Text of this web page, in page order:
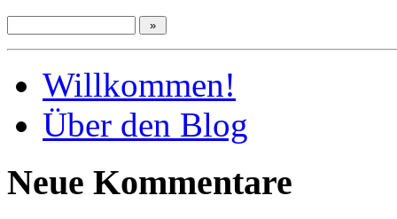
Willkommen!
Über den Blog
Neue Kommentare